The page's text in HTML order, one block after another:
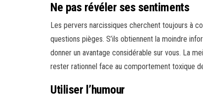
Ne pas révéler ses sentiments
Les pervers narcissiques cherchent toujours à
questions pièges. S’ils obtiennent la moindre
donner un avantage considérable sur vous. La
rester rationnel face au comportement toxique
Utiliser l’humour